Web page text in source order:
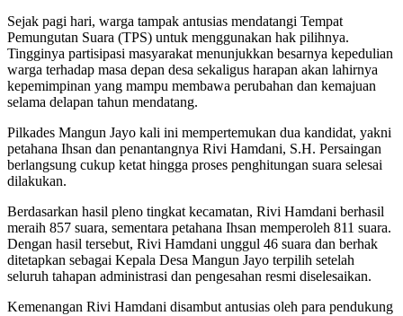
Sejak pagi hari, warga tampak antusias mendatangi Tempat
Pemungutan Suara (TPS) untuk menggunakan hak pilihnya.
Tingginya partisipasi masyarakat menunjukkan besarnya kepedulian
warga terhadap masa depan desa sekaligus harapan akan lahirnya
kepemimpinan yang mampu membawa perubahan dan kemajuan
selama delapan tahun mendatang.
Pilkades Mangun Jayo kali ini mempertemukan dua kandidat, yakni
petahana Ihsan dan penantangnya Rivi Hamdani, S.H. Persaingan
berlangsung cukup ketat hingga proses penghitungan suara selesai
dilakukan.
Berdasarkan hasil pleno tingkat kecamatan, Rivi Hamdani berhasil
meraih 857 suara, sementara petahana Ihsan memperoleh 811 suara.
Dengan hasil tersebut, Rivi Hamdani unggul 46 suara dan berhak
ditetapkan sebagai Kepala Desa Mangun Jayo terpilih setelah
seluruh tahapan administrasi dan pengesahan resmi diselesaikan.
Kemenangan Rivi Hamdani disambut antusias oleh para pendukung